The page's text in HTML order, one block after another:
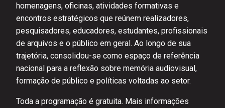
homenagens, oficinas, atividades formativas e
encontros estratégicos que reúnem realizadores,
pesquisadores, educadores, estudantes, profissionais
de arquivos e o público em geral. Ao longo de sua
trajetória, consolidou-se como espaço de referência
nacional para a reflexão sobre memória audiovisual,
formação de público e políticas voltadas ao setor.
Toda a programação é gratuita. Mais informações